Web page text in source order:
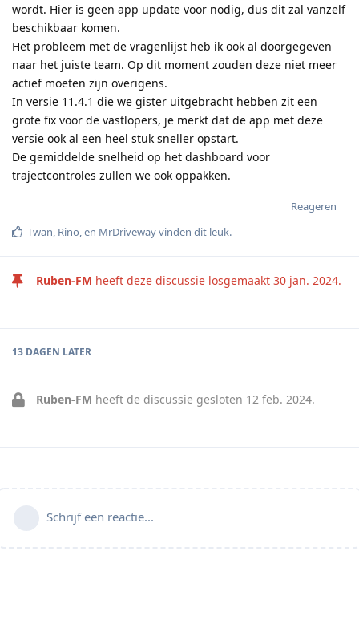
wordt. Hier is geen app update voor nodig, dus dit zal vanzelf
beschikbaar komen.
Het probleem met de vragenlijst heb ik ook al doorgegeven
naar het juiste team. Op dit moment zouden deze niet meer
actief moeten zijn overigens.
In versie 11.4.1 die we gister uitgebracht hebben zit een
grote fix voor de vastlopers, je merkt dat de app met deze
versie ook al een heel stuk sneller opstart.
De gemiddelde snelheid op het dashboard voor
trajectcontroles zullen we ook oppakken.
Reageren
Twan, Rino, en MrDrivewayvinden dit leuk.
Ruben-FM heeft deze discussie losgemaakt 30 jan. 2024.
13 DAGEN LATER
Ruben-FM heeft de discussie gesloten 12 feb. 2024.
Schrijf een reactie...